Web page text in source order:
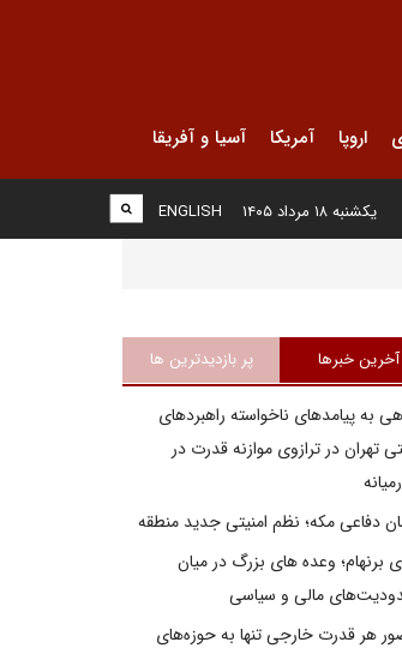
اروپا آمریکا آسیا و آفریقا
ENGLISH یکشنبه ۱۸ مرداد ۱۴۰۵
آخرین خبرها پر بازدیدترین ها
به پیامدهای ناخواسته راهبردهای
تهران در ترازوی موازنه قدرت در
دفاعی مکه؛ نظم امنیتی جدید منطقه
برنهام؛ وعده های بزرگ در میان
مالی و سیاسی
هر قدرت خارجی تنها به حوزه‌های